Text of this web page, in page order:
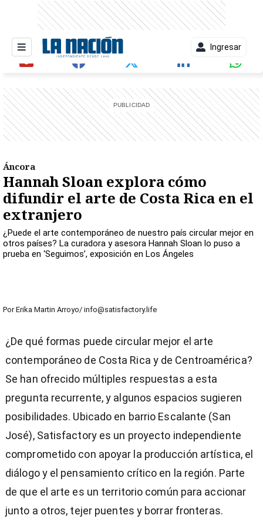
Ingresar
Áncora
Hannah Sloan explora cómo
difundir el arte de Costa Rica en el
extranjero
¿Puede el arte contemporáneo de nuestro país circular mejor en
otros países? La curadora y asesora Hannah Sloan lo puso a
prueba en ‘Seguimos’, exposición en Los Ángeles
Por Erika Martin Arroyo/ info@satisfactory.life
¿De qué formas puede circular mejor el arte
contemporáneo de Costa Rica y de Centroamérica?
Se han ofrecido múltiples respuestas a esta
pregunta recurrente, y algunos espacios sugieren
posibilidades. Ubicado en barrio Escalante (San
José), Satisfactory es un proyecto independiente
comprometido con apoyar la producción artística, el
diálogo y el pensamiento crítico en la región. Parte
de que el arte es un territorio común para accionar
junto a otros, tejer puentes y borrar fronteras.